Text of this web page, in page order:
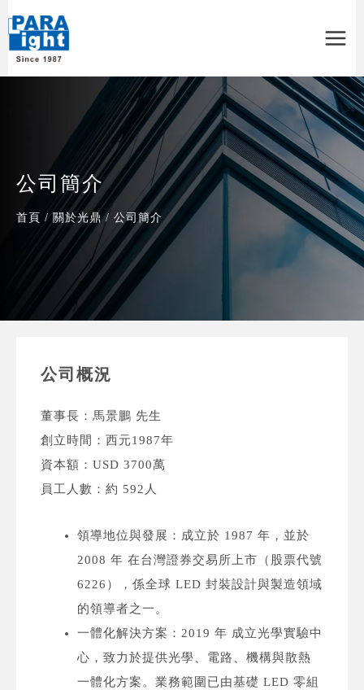
Menu
公司簡介
首頁 / 關於光鼎 / 公司簡介
公司概況
董事長：馬景鵬 先生
創立時間：西元1987年
資本額：USD 3700萬
員工人數：約 592人
領導地位與發展：成立於 1987 年，並於
2008 年 在台灣證券交易所上市（股票代號
6226），係全球 LED 封裝設計與製造領域
的領導者之一。
一體化解決方案：2019 年 成立光學實驗中
心，致力於提供光學、電路、機構與散熱
一體化方案。業務範圍已由基礎 LED 零組